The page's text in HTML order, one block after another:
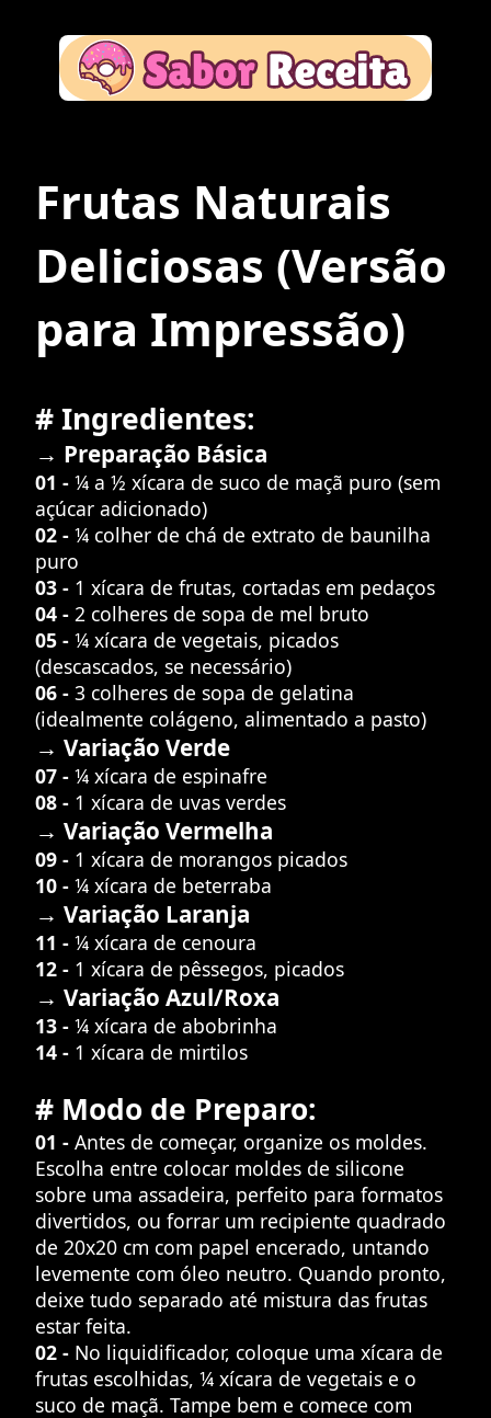
Frutas Naturais
Deliciosas (Versão
para Impressão)
# Ingredientes:
→ Preparação Básica
01 - ¼ a ½ xícara de suco de maçã puro (sem
açúcar adicionado)
02 - ¼ colher de chá de extrato de baunilha
puro
03 - 1 xícara de frutas, cortadas em pedaços
04 - 2 colheres de sopa de mel bruto
05 - ¼ xícara de vegetais, picados
(descascados, se necessário)
06 - 3 colheres de sopa de gelatina
(idealmente colágeno, alimentado a pasto)
→ Variação Verde
07 - ¼ xícara de espinafre
08 - 1 xícara de uvas verdes
→ Variação Vermelha
09 - 1 xícara de morangos picados
10 - ¼ xícara de beterraba
→ Variação Laranja
11 - ¼ xícara de cenoura
12 - 1 xícara de pêssegos, picados
→ Variação Azul/Roxa
13 - ¼ xícara de abobrinha
14 - 1 xícara de mirtilos
# Modo de Preparo:
01 - Antes de começar, organize os moldes.
Escolha entre colocar moldes de silicone
sobre uma assadeira, perfeito para formatos
divertidos, ou forrar um recipiente quadrado
de 20x20 cm com papel encerado, untando
levemente com óleo neutro. Quando pronto,
deixe tudo separado até mistura das frutas
estar feita.
02 - No liquidificador, coloque uma xícara de
frutas escolhidas, ¼ xícara de vegetais e o
suco de maçã. Tampe bem e comece com